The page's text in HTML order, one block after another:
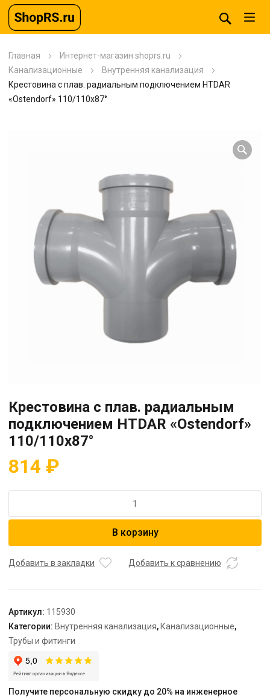
Главная
Интернет-магазин shoprs.ru
Канализационные
Внутренняя канализация
Крестовина с плав. радиальным подключением HTDAR
«Ostendorf» 110/110х87°
Крестовина с плав. радиальным
подключением HTDAR «Ostendorf»
110/110х87°
814 ₽
Крестовина
радиальным
110/110х87°
В корзину
Добавить в закладки Добавить к сравнению
Артикул: 115930
Категории: Внутренняя канализация, Канализационные,
Трубы и фитинги
Получите персональную скидку до 20% на инженерное